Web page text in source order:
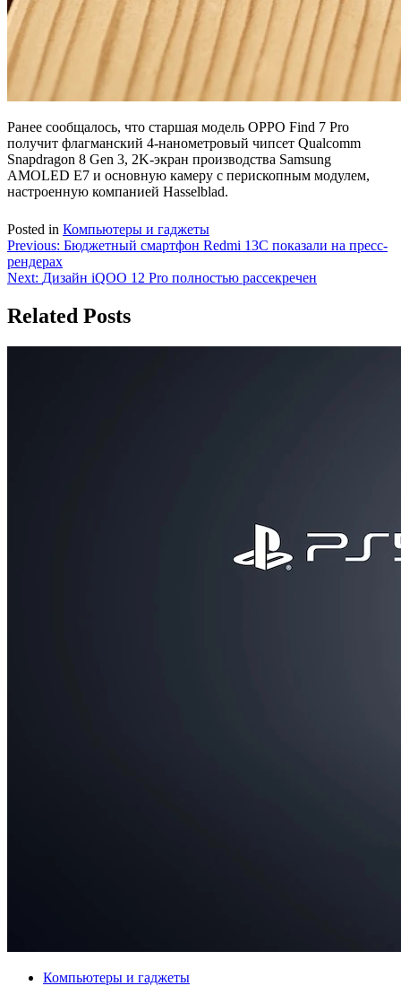
Ранее сообщалось, что старшая модель OPPO Find 7 Pro
получит флагманский 4-нанометровый чипсет Qualcomm
Snapdragon 8 Gen 3, 2K-экран производства Samsung
AMOLED E7 и основную камеру с перископным модулем,
настроенную компанией Hasselblad.
Posted in Компьютеры и гаджеты
Навигация
по
Previous: Бюджетный смартфон Redmi 13C показали на пресс-
рендерах
Next: Дизайн iQOO 12 Pro полностью рассекречен
Related Posts
Компьютеры и гаджеты